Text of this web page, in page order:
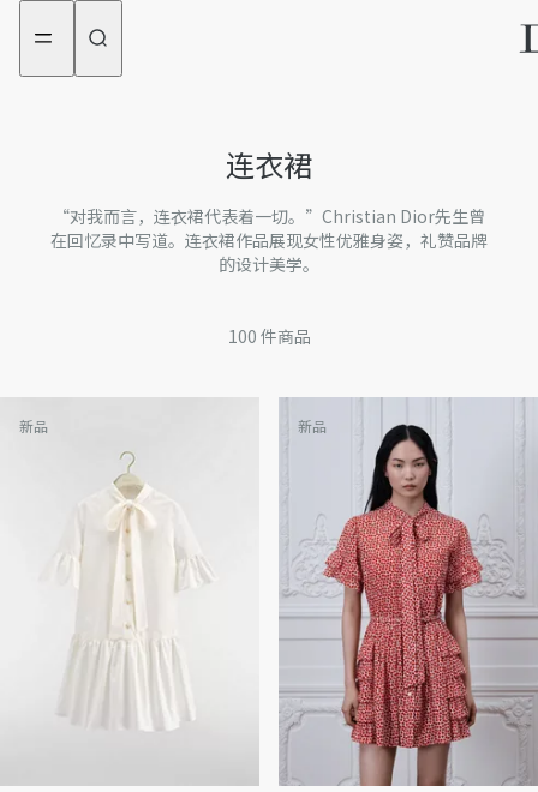
aria_goToMenu
aria_goToContent
连衣裙
“对我而言，连衣裙代表着一切。”Christian Dior先生曾
在回忆录中写道。连衣裙作品展现女性优雅身姿，礼赞品牌
的设计美学。
100 件商品
新品 新品